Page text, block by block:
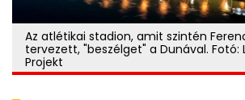
Az atlétikai stadion, amit szintén
tervezett, "beszélget" a Dunával. Fotó:
Projekt